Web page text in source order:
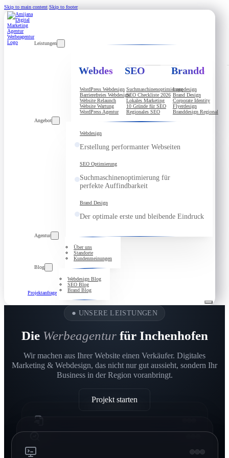
Skip to main content Skip to footer
Leistungen
Webdesign
WordPress Webdesign
Barrierefreies Webdesign
Website Relaunch
Website Wartung
WordPress Agentur
SEO
Suchmaschinenoptimierung
SEO Checkliste 2026
Lokales Marketing
10 Gründe für SEO
Regionales SEO
Branddesign
Logodesign
Brand Design
Corporate Identity
Flyerdesign
Branddesign Regional
Angebot
Webdesign
Erstellung performanter Webseiten
SEO Optimierung
Suchmaschinenoptimierung für
perfekte Auffindbarkeit
Brand Design
Der optimale erste und bleibende Eindruck
Agentur
Über uns
Standorte
Kundenmeinungen
Blog
Webdesign Blog
SEO Blog
Brand Blog
Projektanfrage
● UNSERE LEISTUNGEN
Die Werbeagenturfür Inchenhofen
Wir machen aus Ihrer Website einen Verkäufer. Digitales
Marketing & Webdesign, das nicht nur gut aussieht, sondern Ihr
Business in der Region voranbringt.
Projekt starten